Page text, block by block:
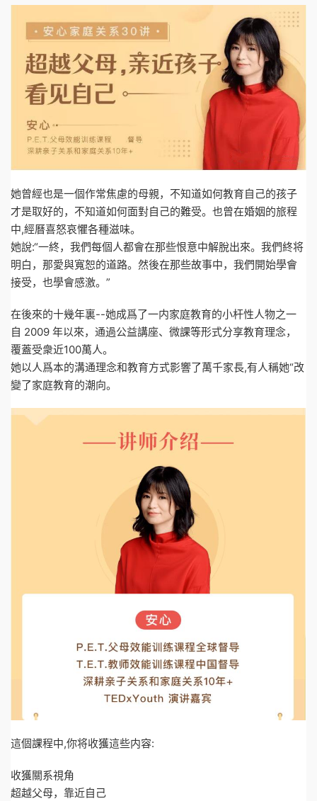
她曾經也是一個作常焦慮的母親，不知道如何教育自己的孩子
才是取好的，不知道如何面對自己的難受。也曾在婚姻的旅程
中,經曆喜怒哀懼各種滋味。
她說:“一終，我們每個人都會在那些恨意中解脫出來。我們終将
明白，那愛與寬恕的道路。然後在那些故事中，我們開始學會
接受，也學會感激。”
在後來的十幾年裏--她成爲了一内家庭教育的小杆性人物之一
自 2009 年以來，通過公益講座、微課等形式分享教育理念，
覆蓋受衆近100萬人。
她以人爲本的溝通理念和教育方式影響了萬千家長,有人稱她“改
變了家庭教育的潮向。
這個課程中,你将收獲這些内容:
收獲關系視角
超越父母，靠近自己